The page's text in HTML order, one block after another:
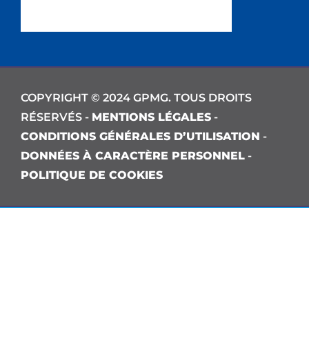
COPYRIGHT © 2024 GPMG. TOUS DROITS
RÉSERVÉS - MENTIONS LÉGALES -
CONDITIONS GÉNÉRALES D’UTILISATION -
DONNÉES À CARACTÈRE PERSONNEL -
POLITIQUE DE COOKIES